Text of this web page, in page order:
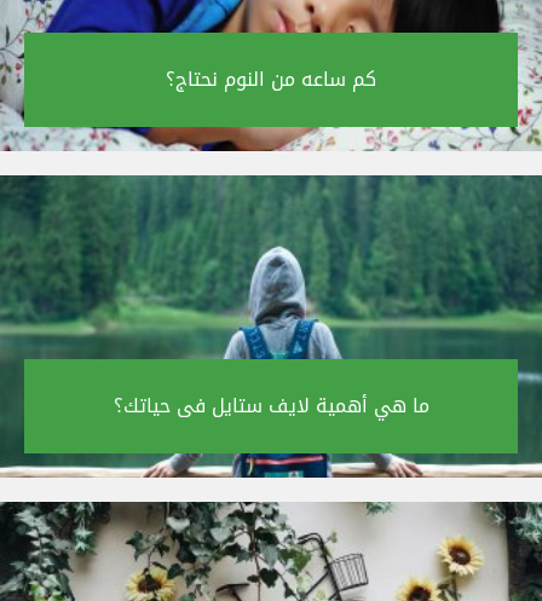
كم ساعه من النوم نحتاج؟‎
ما هي أهمية لايف ستايل فى حياتك؟‎